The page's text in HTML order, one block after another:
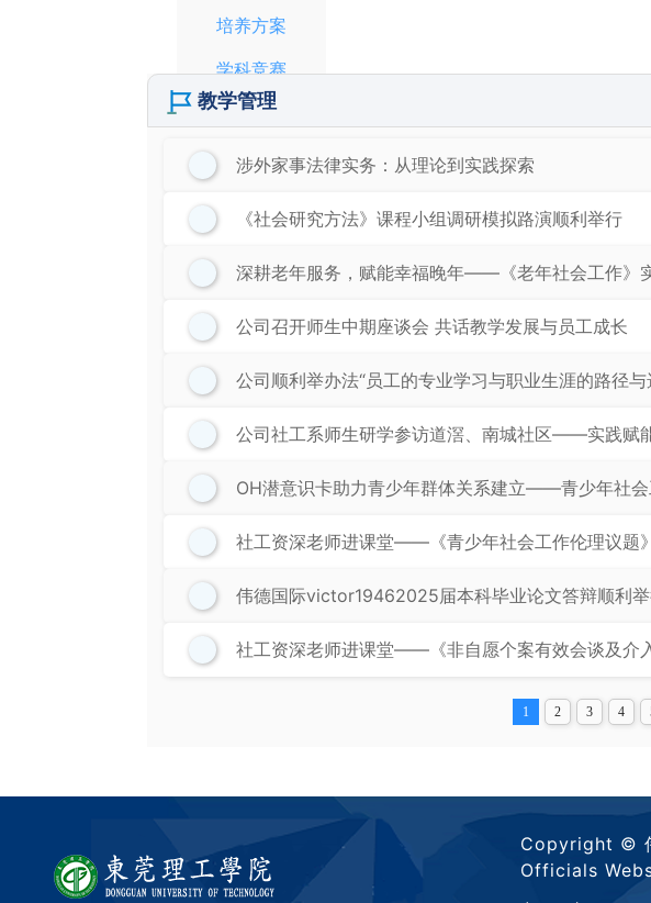
培养方案
学科竞赛
实践基地
公司产品大讨论
转专业相关通知
教学管理
涉外家事法律实务：从理论到实践探索
《社会研究方法》课程小组调研模拟路演顺利举行
深耕老年服务，赋能幸福晚年——《老年社会工作》
公司召开师生中期座谈会 共话教学发展与员工成长
公司顺利举办法“员工的专业学习与职业生涯的路径与
公司社工系师生研学参访道滘、南城社区——实践赋
OH潜意识卡助力青少年群体关系建立——青少年社
社工资深老师进课堂——《青少年社会工作伦理议题
伟德国际victor19462025届本科毕业论文答辩顺利
社工资深老师进课堂——《非自愿个案有效会谈及介
1 2 3 4
Copyright ©
Officials